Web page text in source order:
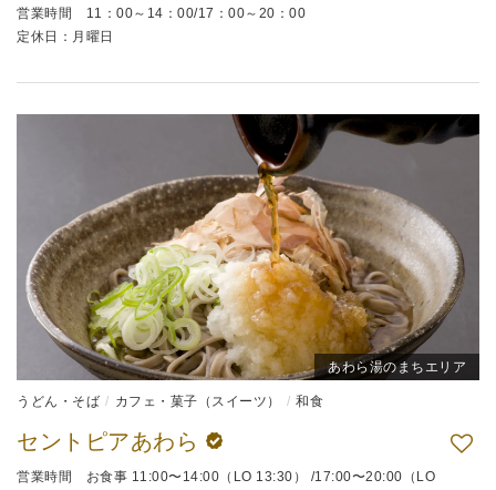
営業時間 11：00～14：00/17：00～20：00
定休日：月曜日
あわら湯のまちエリア
うどん・そば カフェ・菓子（スイーツ） 和食
セントピアあわら
営業時間 お食事 11:00〜14:00（LO 13:30） /17:00〜20:00（LO